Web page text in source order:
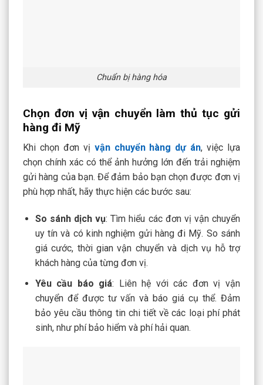
Chuẩn bị hàng hóa
Chọn đơn vị vận chuyển làm thủ tục gửi
hàng đi Mỹ
Khi chọn đơn vị vận chuyển hàng dự án, việc lựa
chọn chính xác có thể ảnh hưởng lớn đến trải nghiệm
gửi hàng của bạn. Để đảm bảo bạn chọn được đơn vị
phù hợp nhất, hãy thực hiện các bước sau:
So sánh dịch vụ: Tìm hiểu các đơn vị vận chuyển
uy tín và có kinh nghiệm gửi hàng đi Mỹ. So sánh
giá cước, thời gian vận chuyển và dịch vụ hỗ trợ
khách hàng của từng đơn vị.
Yêu cầu báo giá: Liên hệ với các đơn vị vận
chuyển để được tư vấn và báo giá cụ thể. Đảm
bảo yêu cầu thông tin chi tiết về các loại phí phát
sinh, như phí bảo hiểm và phí hải quan.